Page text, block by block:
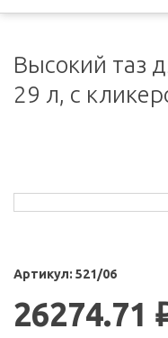
Высокий таз
29 л, с
Артикул: 521/06
26274.71